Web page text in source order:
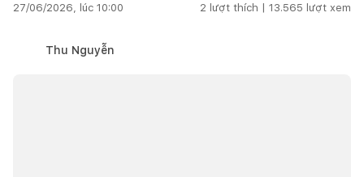
27/06/2026, lúc 10:00 2 lượt thích | 13.565 lượt xem
Thu Nguyễn